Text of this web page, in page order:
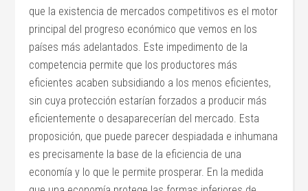
que la existencia de mercados competitivos es el motor
principal del progreso económico que vemos en los
países más adelantados. Este impedimento de la
competencia permite que los productores más
eficientes acaben subsidiando a los menos eficientes,
sin cuya protección estarían forzados a producir más
eficientemente o desaparecerían del mercado. Esta
proposición, que puede parecer despiadada e inhumana
es precisamente la base de la eficiencia de una
economía y lo que le permite prosperar. En la medida